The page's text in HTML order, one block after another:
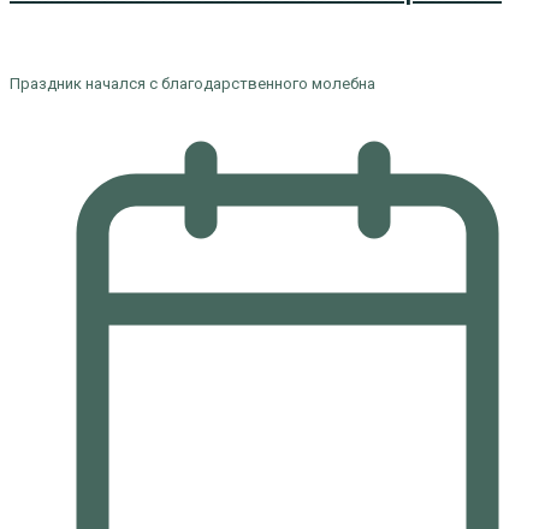
Праздник начался с благодарственного молебна